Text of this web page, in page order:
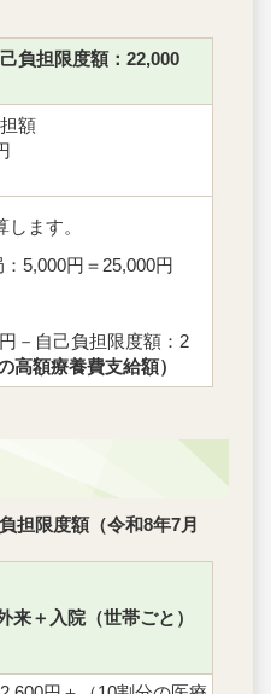
負担限度額：22,000
額
ます。
5,000円＝25,000円
－自己負担限度額：2
高額療養費支給額）
担限度額（令和8年7月
来＋入院（世帯ごと）